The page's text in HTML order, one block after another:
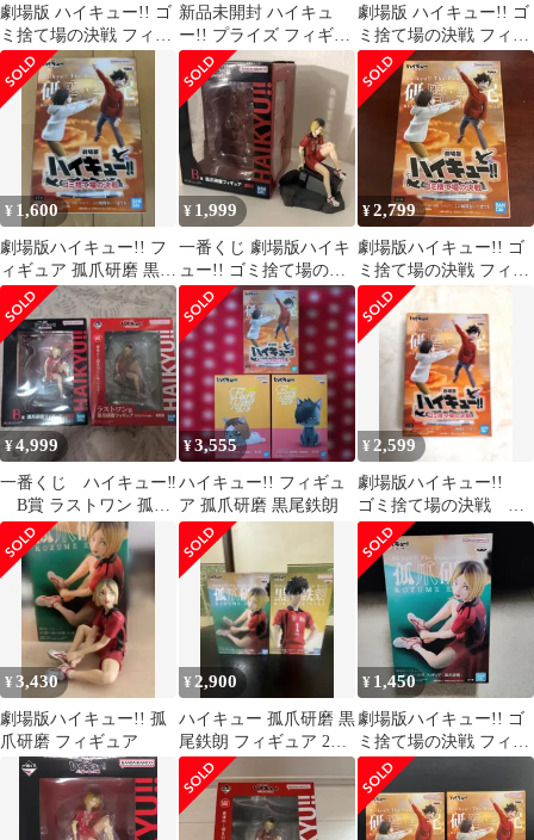
劇場版 ハイキュー!! ゴ
ミ捨て場の決戦 フィギ
ュア 孤爪 研磨 黒尾 鉄
朗
新品未開封 ハイキュ
ー!! プライズ フィギュ
ア まとめ売り
劇場版 ハイキュー!! ゴ
ミ捨て場の決戦 フィギ
ュア 孤爪 研磨 黒尾 鉄
朗
¥ 1,600
劇場版ハイキュー!! フ
ィギュア 孤爪研磨 黒尾
鉄朗
¥ 1,999
一番くじ 劇場版ハイキ
ュー!! ゴミ捨て場の決
戦 孤爪研磨 フィギュア
B賞
¥2,799
劇場版ハイキュー!! ゴ
ミ捨て場の決戦 フィギ
ュア 研磨 黒尾
¥4,999
一番くじ ハイキュー‼︎
B賞 ラストワン 孤爪
研磨
¥3,555
ハイキュー!! フィギュ
ア 孤爪研磨 黒尾鉄朗
¥2,599
劇場版ハイキュー!!
ゴミ捨て場の決戦 フ
ィギュア 狐爪研磨
黒尾鉄朗 ゴ決
¥3,430
劇場版ハイキュー!! 孤
爪研磨 フィギュア
¥ 2,900
ハイキュー 孤爪研磨 黒
尾鉄朗 フィギュア 2点
セット
¥ 1,450
劇場版ハイキュー!! ゴ
ミ捨て場の決戦 フィギ
ュア-孤爪研磨-